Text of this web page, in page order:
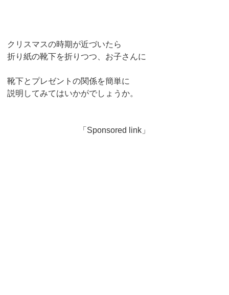
クリスマスの時期が近づいたら
折り紙の靴下を折りつつ、お子さんに
靴下とプレゼントの関係を簡単に
説明してみてはいかがでしょうか。
「Sponsored link」